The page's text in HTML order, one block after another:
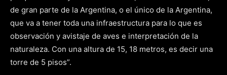
de gran parte de la Argentina, o el único de la Argentina,
que va a tener toda una infraestructura para lo que es
observación y avistaje de aves e interpretación de la
naturaleza. Con una altura de 15, 18 metros, es decir una
torre de 5 pisos”.